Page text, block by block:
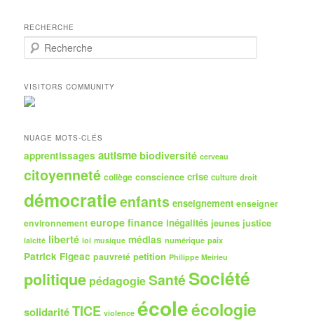
RECHERCHE
e
h
e
r
h
VISITORS COMMUNITY
NUAGE MOTS-CLÉS
apprentissages autisme biodiversité cerveau
citoyenneté collège conscience crise culture droit
démocratieenfants enseignement enseigner
environnement europe finance inégalités jeunes justice
laïcité liberté loi musique médias numérique paix
Patrick Figeac pauvreté petition Philippe Meirieu
politique pédagogieSantéSociété
solidaritéTICE violence écoleécologie